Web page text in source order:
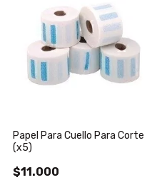
Papel Para Cuello Para Corte
(x5)
$11.000